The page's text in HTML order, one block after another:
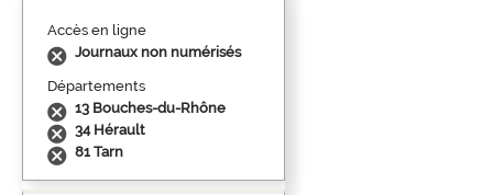
Accès en ligne
Journaux non numérisés
Départements
13 Bouches-du-Rhône
34 Hérault
81 Tarn